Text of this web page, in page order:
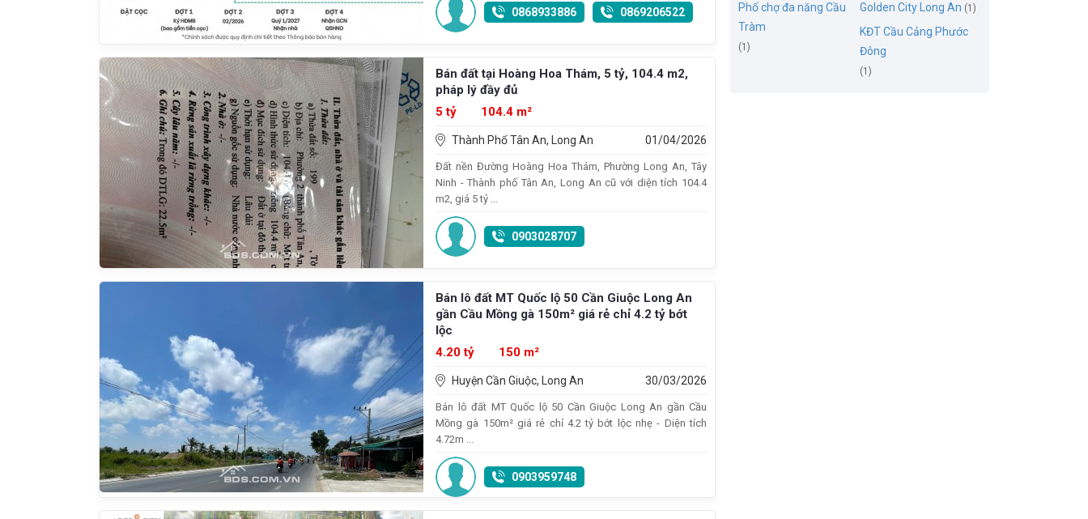
0868933886 0869206522
Bán đất tại Hoàng Hoa Thám, 5 tỷ, 104.4 m2,
pháp lý đầy đủ
5 tỷ
104.4 m²
Thành Phố Tân An, Long An 01/04/2026
Đất nền Đường Hoàng Hoa Thám, Phường Long An, Tây
Ninh - Thành phố Tân An, Long An cũ với diện tích 104.4
m2, giá 5 tỷ ...
0903028707
Bán lô đất MT Quốc lộ 50 Cần Giuộc Long An
gần Cầu Mồng gà 150m² giá rẻ chỉ 4.2 tỷ bớt
lộc
4.20 tỷ
150 m²
Huyện Cần Giuộc, Long An 30/03/2026
Bán lô đất MT Quốc lộ 50 Cần Giuộc Long An gần Cầu
Mồng gà 150m² giá rẻ chỉ 4.2 tỷ bớt lộc nhẹ - Diện tích
4.72m ...
0903959748
Phố chợ đa năng Cầu
Tràm
(1)
Golden City Long An (1)
KĐT Cầu Cảng Phước
Đông
(1)